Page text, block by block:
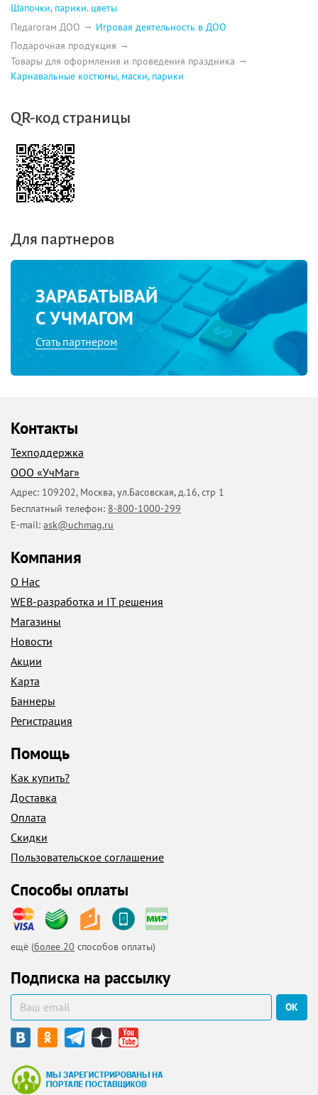
Шапочки, парики. цветы
Педагогам ДОО
Игровая деятельность в ДОО
Подарочная продукция
Товары для оформления и проведения праздника
Карнавальные костюмы, маски, парики
QR-код страницы
Для партнеров
ЗАРАБАТЫВАЙ
С УЧМАГОМ
Стать партнером
Контакты
Техподдержка
ООО «УчМаг»
Адрес: 109202, Москва,ул.Басовская, д.16, стр 1
Бесплатный телефон: 8-800-1000-299
E-mail: ask@uchmag.ru
Компания
О Нас
WEB-разработка и IT решения
Магазины
Новости
Акции
Карта
Баннеры
Регистрация
Помощь
Как купить?
Доставка
Оплата
Скидки
Пользовательское соглашение
Способы оплаты
ещё (более 20 способов оплаты)
Подписка на рассылку
ОК